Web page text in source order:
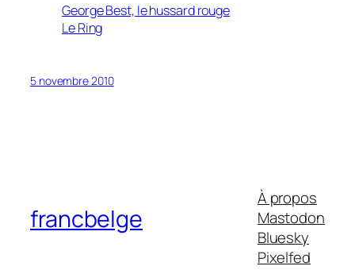
George Best, le hussard rouge
Le Ring
5 novembre 2010
francbelge
À propos
Mastodon
Bluesky
Pixelfed